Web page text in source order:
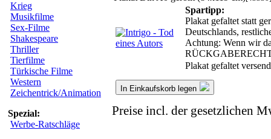
Krieg
Musikfilme
Sex-Filme
Shakespeare
Thriller
Tierfilme
Türkische Filme
Western
Zeichentrick/Animation
Spezial:
Werbe-Ratschläge
Spartipp:
Plakat gefaltet statt
Deutschlands,
Achtung: Wenn wir
Plakat gefaltet
In Einkaufskorb legen
Preise incl. der gesetzlichen